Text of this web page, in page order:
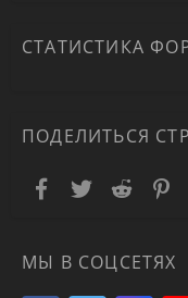
СТАТИСТИКА
ПОДЕЛИТЬСЯ
Facebook
TwitterReddit
МЫ В СОЦСЕТЯХ